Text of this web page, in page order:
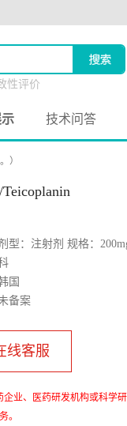
性评价
技术问答
）
型：注射剂 规格：
国
备案
线客服
企业、医药研发机构或科学
。